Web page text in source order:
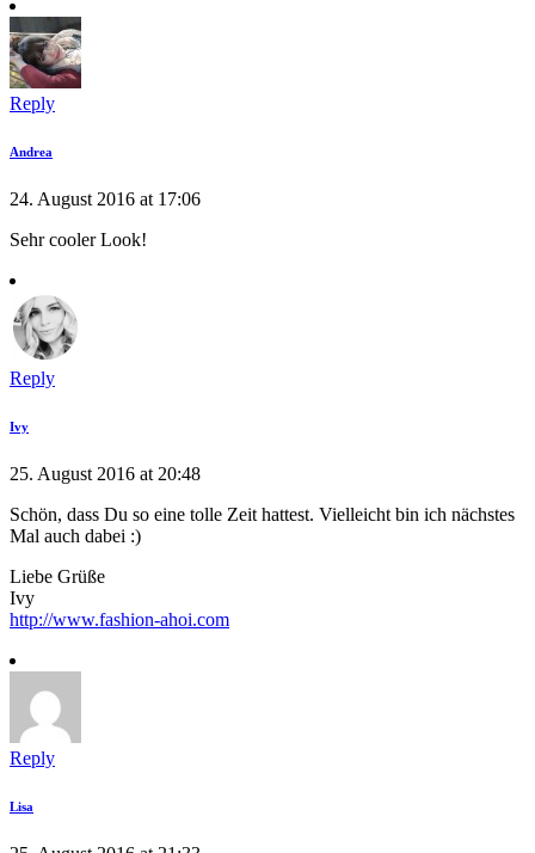
Reply
Andrea
24. August 2016 at 17:06
Sehr cooler Look!
Reply
Ivy
25. August 2016 at 20:48
Schön, dass Du so eine tolle Zeit hattest. Vielleicht bin ich nächstes
Mal auch dabei :)
Liebe Grüße
Ivy
http://www.fashion-ahoi.com
Reply
Lisa